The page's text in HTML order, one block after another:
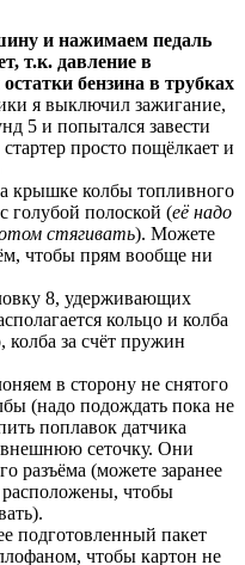
и нажимаем педаль
т.к. давление в
бензина в трубках
я выключил зажигание,
5 и попытался завести
просто пощёлкает и
крышке колбы топливного
голубой полоской (её надо
стягивать). Можете
чтобы прям вообще ни
8, удерживающих
кольцо и колба
колба за счёт пружин
в сторону не снятого
(надо подождать пока не
поплавок датчика
внешнюю сеточку. Они
разъёма (можете заранее
чтобы
подготовленный пакет
чтобы картон не